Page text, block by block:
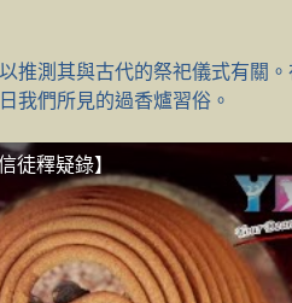
推測其與古代的祭祀儀式有關
我們所見的過香爐習俗。
徒釋疑錄】